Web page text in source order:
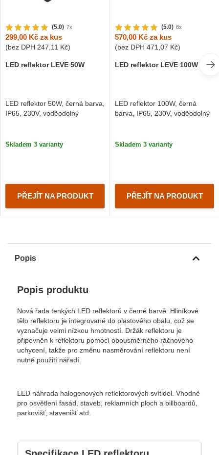
(5.0) 7x
299,00 Kč za kus
(bez DPH 247,11 Kč)
LED reflektor LEVE 50W
LED reflektor 50W, černá barva,
IP65, 230V, voděodolný
Skladem 3 varianty
PŘEJÍT NA PRODUKT
(5.0) 8x
570,00 Kč za kus
(bez DPH 471,07 Kč)
LED reflektor LEVE 100W
LED reflektor 100W, černá
barva, IP65, 230V, voděodolný
Skladem 3 varianty
PŘEJÍT NA PRODUKT
Popis
Popis produktu
Nová řada tenkých LED reflektorů v černé barvě. Hliníkové
tělo reflektoru je integrované do plastového obalu, což se
vyznačuje velmi nízkou hmotností. Držák reflektoru je
připevněn k reflektoru pomocí obousměrného ráčnového
uchycení, takže pro změnu nasměrování reflektoru není
nutné použití nářadí.
LED náhrada halogenových reflektorových svítidel. Vhodné
pro osvětlení fasád, staveb, reklamních ploch a billboardů,
parkovišť, stavenišť atd.